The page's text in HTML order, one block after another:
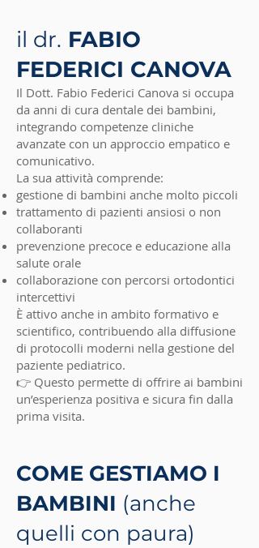
il dr. FABIO
FEDERICI CANOVA
Il Dott. Fabio Federici Canova si occupa
da anni di cura dentale dei bambini,
integrando competenze cliniche
avanzate con un approccio empatico e
comunicativo.
La sua attività comprende:
gestione di bambini anche molto piccoli
trattamento di pazienti ansiosi o non
collaboranti
prevenzione precoce e educazione alla
salute orale
collaborazione con percorsi ortodontici
intercettivi
È attivo anche in ambito formativo e
scientifico, contribuendo alla diffusione
di protocolli moderni nella gestione del
paziente pediatrico.
👉 Questo permette di offrire ai bambini
un’esperienza positiva e sicura fin dalla
prima visita.
COME GESTIAMO I
BAMBINI (anche
quelli con paura)